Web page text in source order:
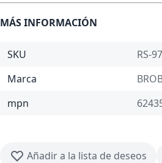
MÁS INFORMACIÓN
SKU
RS-
Marca
mpn
Añadir a la lista de deseos